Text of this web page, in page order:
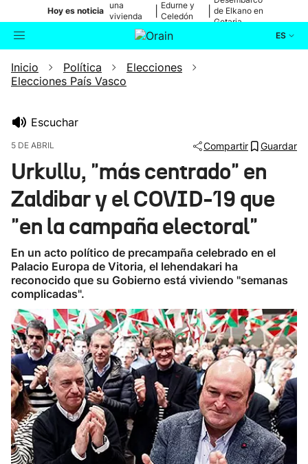
Hoy es noticia
una
vivienda
de Bilbao
Edurne y
Celedón
de Elkano en
Getaria
ES
Buscador Actualidad
Ikusmiran
Eguraldia
Inicio Política
Elecciones
Elecciones País Vasco
Escuchar
5 DE ABRIL Compartir Guardar
Urkullu, "más centrado" en
Zaldibar y el COVID-19 que
"en la campaña electoral"
En un acto político de precampaña celebrado en el
Palacio Europa de Vitoria, el lehendakari ha
reconocido que su Gobierno está viviendo "semanas
complicadas".